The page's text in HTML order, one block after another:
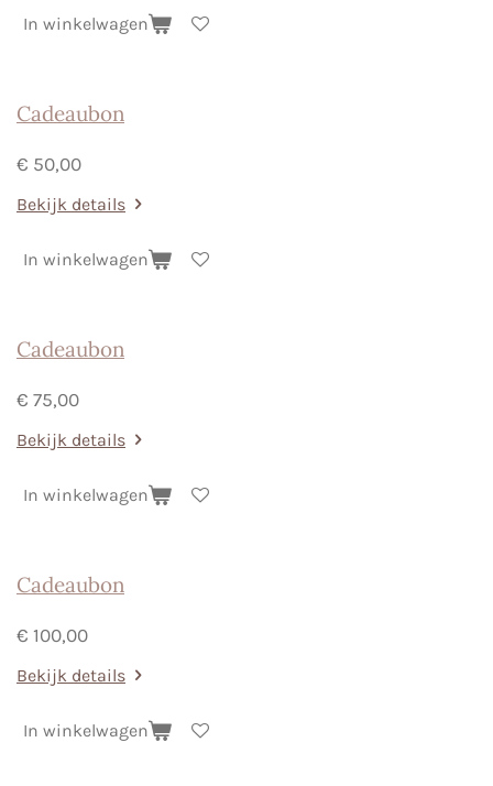
In winkelwagen
Cadeaubon
€ 50,00
Bekijk details
In winkelwagen
Cadeaubon
€ 75,00
Bekijk details
In winkelwagen
Cadeaubon
€ 100,00
Bekijk details
In winkelwagen